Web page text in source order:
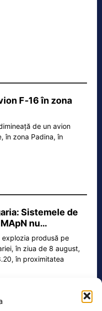
F‑16 în zona
de un avion
în zona Padina, în
Sistemele de
nu…
produsă pe
în ziua de 8 august,
în proximitatea